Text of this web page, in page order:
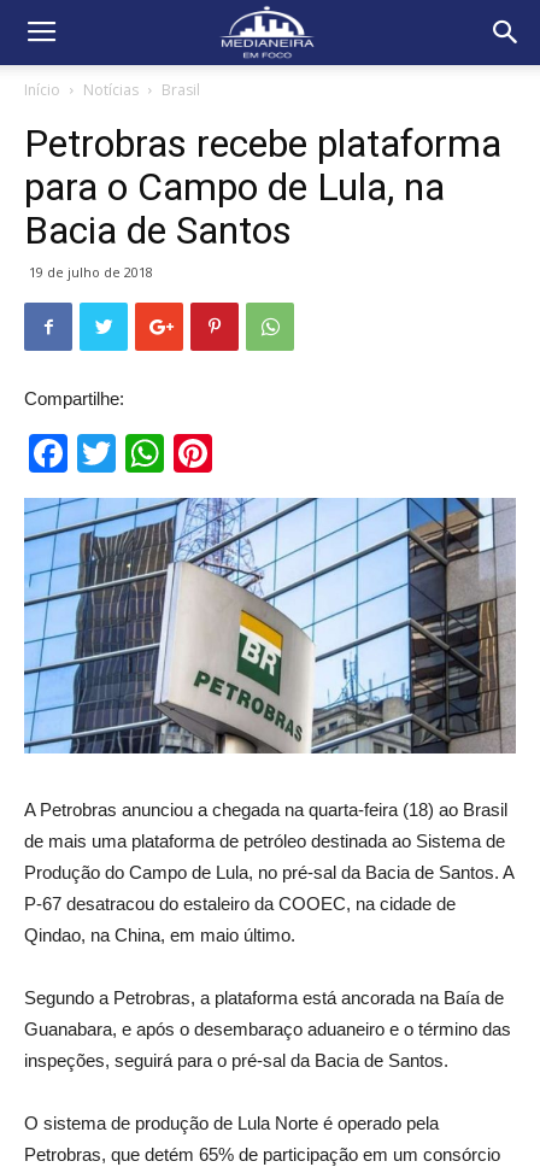
Início Notícias Brasil
Petrobras recebe plataforma
para o Campo de Lula, na
Bacia de Santos
19 de julho de 2018
Compartilhe:
Facebook
TwitterWhatsApp
A Petrobras anunciou a chegada na quarta-feira (18) ao Brasil
de mais uma plataforma de petróleo destinada ao Sistema de
Produção do Campo de Lula, no pré-sal da Bacia de Santos. A
P-67 desatracou do estaleiro da COOEC, na cidade de
Qindao, na China, em maio último.
Segundo a Petrobras, a plataforma está ancorada na Baía de
Guanabara, e após o desembaraço aduaneiro e o término das
inspeções, seguirá para o pré-sal da Bacia de Santos.
O sistema de produção de Lula Norte é operado pela
Petrobras, que detém 65% de participação em um consórcio